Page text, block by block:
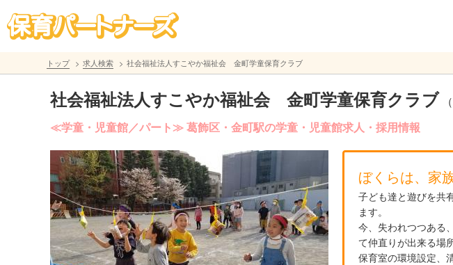
トップ 求人検索 社会福祉法人すこやか福祉会 金町学童保育クラブ
社会福祉法人すこやか福祉会 金町学童保育クラブ
≪学童・児童館／パート≫ 葛飾区・金町駅の学童・児童館求人・採用情報
ぼくらは、家
子ども達と遊びを共
ます。
今、失われつつある
て仲直りが出来る場
保育室の環境設定、